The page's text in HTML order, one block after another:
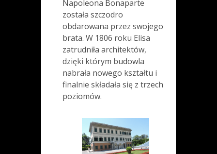
Napoleona Bonaparte
została szczodro
obdarowana przez swojego
brata. W 1806 roku Elisa
zatrudniła architektów,
dzięki którym budowla
nabrała nowego kształtu i
finalnie składała się z trzech
poziomów.